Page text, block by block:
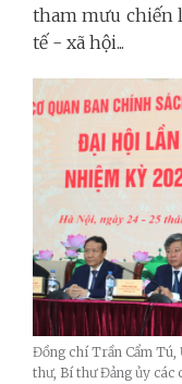
tham mưu chiến
tế - xã hội...
Đồng chí Trần Cẩm
thư, Bí thư Đảng ủy các